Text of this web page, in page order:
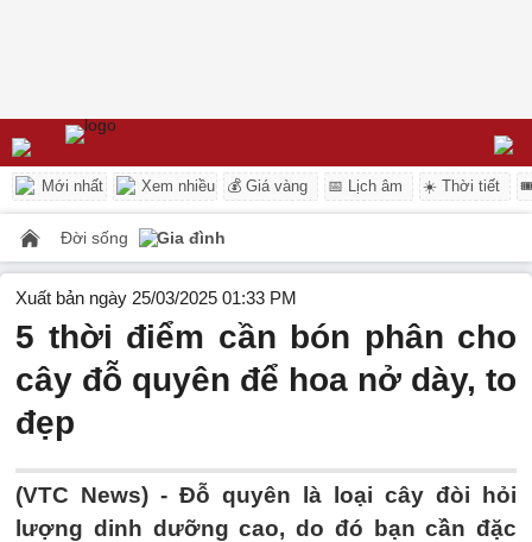
Mới nhất Xem nhiều 💰 Giá vàng 📅 Lịch âm ☀️ Thời tiết
Đời sống Gia đình
Xuất bản ngày 25/03/2025 01:33 PM
5 thời điểm cần bón phân cho
cây đỗ quyên để hoa nở dày, to
đẹp
(VTC News) - Đỗ quyên là loại cây đòi hỏi
lượng dinh dưỡng cao, do đó bạn cần đặc